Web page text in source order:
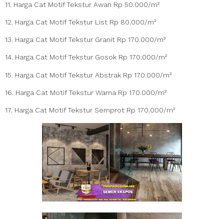
11. Harga Cat Motif Tekstur Awan Rp 50.000/m²
12. Harga Cat Motif Tekstur List Rp 80.000/m²
13. Harga Cat Motif Tekstur Granit Rp 170.000/m²
14. Harga Cat Motif Tekstur Gosok Rp 170.000/m²
15. Harga Cat Motif Tekstur Abstrak Rp 170.000/m²
16. Harga Cat Motif Tekstur Warna Rp 170.000/m²
17. Harga Cat Motif Tekstur Semprot Rp 170.000/m²